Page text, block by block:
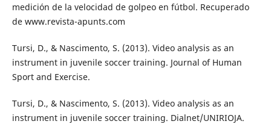
medición de la velocidad de golpeo en fútbol. Recuperado
de www.revista-apunts.com
Tursi, D., & Nascimento, S. (2013). Video analysis as an
instrument in juvenile soccer training. Journal of Human
Sport and Exercise.
Tursi, D., & Nascimento, S. (2013). Video analysis as an
instrument in juvenile soccer training. Dialnet/UNIRIOJA.